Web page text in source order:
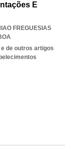
E
FREGUESIAS
de outros artigos